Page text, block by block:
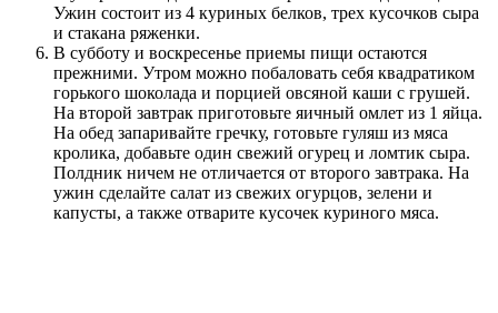
Ужин состоит из 4 куриных белков, трех кусочков сыра
и стакана ряженки.
В субботу и воскресенье приемы пищи остаются
прежними. Утром можно побаловать себя квадратиком
горького шоколада и порцией овсяной каши с грушей.
На второй завтрак приготовьте яичный омлет из 1 яйца.
На обед запаривайте гречку, готовьте гуляш из мяса
кролика, добавьте один свежий огурец и ломтик сыра.
Полдник ничем не отличается от второго завтрака. На
ужин сделайте салат из свежих огурцов, зелени и
капусты, а также отварите кусочек куриного мяса.